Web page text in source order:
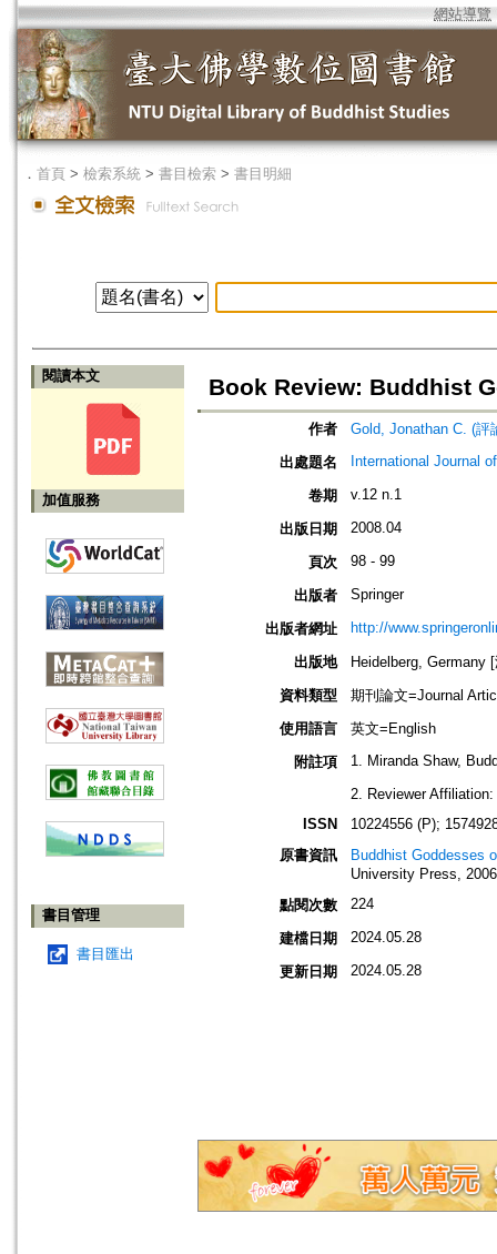
網站導覽
． 首頁 > 檢索系統 > 書目檢索 > 書目明細
閱讀本文
加值服務
書目管理
書目匯出
Book Review: Buddhist
作者
Gold, Jonathan C. (評
出處題名
International Journal
卷期 v.12 n.1
出版日期 2008.04
頁次 98 - 99
出版者 Springer
出版者網址 http://
出版地
Heidelberg, Germany
資料類型
期刊論文=Journal
使用語言
英文=English
附註項
1. Miranda Shaw,
2. Reviewer
ISSN
10224556 (P);
原書資訊
Buddhist Goddesses
University Press,
點閱次數
224
建檔日期 2024.05.28
更新日期 2024.05.28